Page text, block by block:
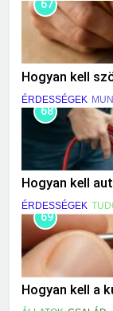
67
Hogyan kell
ÉRDESSÉGEK
68
Hogyan kell
ÉRDESSÉGEK
69
Hogyan kell a